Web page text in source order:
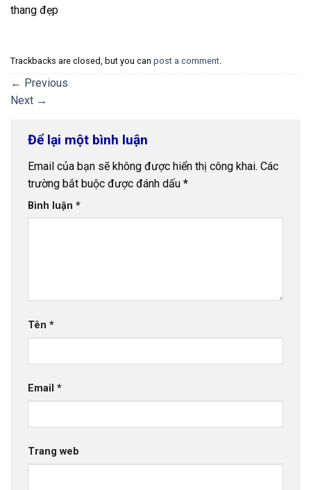
thang đẹp
Trackbacks are closed, but you can post a comment.
← Previous
Next →
Để lại một bình luận
Email của bạn sẽ không được hiển thị công khai. Các
trường bắt buộc được đánh dấu *
Bình luận *
Tên *
Email *
Trang web